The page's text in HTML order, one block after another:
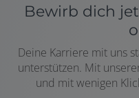
Bewirb dich
Deine Karriere mit uns
unterstützen. Mit
und mit wenigen